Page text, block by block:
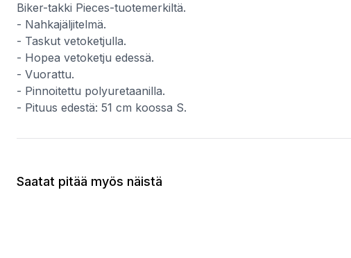
Biker-takki Pieces-tuotemerkiltä.
- Nahkajäljitelmä.
- Taskut vetoketjulla.
- Hopea vetoketju edessä.
- Vuorattu.
- Pinnoitettu polyuretaanilla.
- Pituus edestä: 51 cm koossa S.
Saatat pitää myös näistä